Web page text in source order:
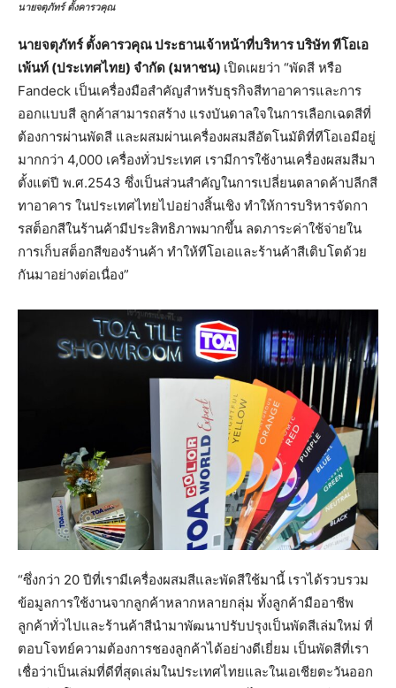
นายจตุภัทร์ ตั้งคารวคุณ
นายจตุภัทร์ ตั้งคารวคุณ ประธานเจ้าหน้าที่บริหาร บริษัท ทีโอเอ
เพ้นท์ (ประเทศไทย) จำกัด (มหาชน) เปิดเผยว่า “พัดสี หรือ
Fandeck เป็นเครื่องมือสำคัญสำหรับธุรกิจสีทาอาคารและการ
ออกแบบสี ลูกค้าสามารถสร้าง แรงบันดาลใจในการเลือกเฉดสีที่
ต้องการผ่านพัดสี และผสมผ่านเครื่องผสมสีอัตโนมัติที่ทีโอเอมีอยู่
มากกว่า 4,000 เครื่องทั่วประเทศ เรามีการใช้งานเครื่องผสมสีมา
ตั้งแต่ปี พ.ศ.2543 ซึ่งเป็นส่วนสำคัญในการเปลี่ยนตลาดค้าปลีกสี
ทาอาคาร ในประเทศไทยไปอย่างสิ้นเชิง ทำให้การบริหารจัดกา
รสต็อกสีในร้านค้ามีประสิทธิภาพมากขึ้น ลดภาระค่าใช้จ่ายใน
การเก็บสต็อกสีของร้านค้า ทำให้ทีโอเอและร้านค้าสีเติบโตด้วย
กันมาอย่างต่อเนื่อง”
“ซึ่งกว่า 20 ปีที่เรามีเครื่องผสมสีและพัดสีใช้มานี้ เราได้รวบรวม
ข้อมูลการใช้งานจากลูกค้าหลากหลายกลุ่ม ทั้งลูกค้ามืออาชีพ
ลูกค้าทั่วไปและร้านค้าสีนำมาพัฒนาปรับปรุงเป็นพัดสีเล่มใหม่ ที่
ตอบโจทย์ความต้องการชองลูกค้าได้อย่างดีเยี่ยม เป็นพัดสีที่เรา
เชื่อว่าเป็นเล่มที่ดีที่สุดเล่มในประเทศไทยและในเอเชียตะวันออก